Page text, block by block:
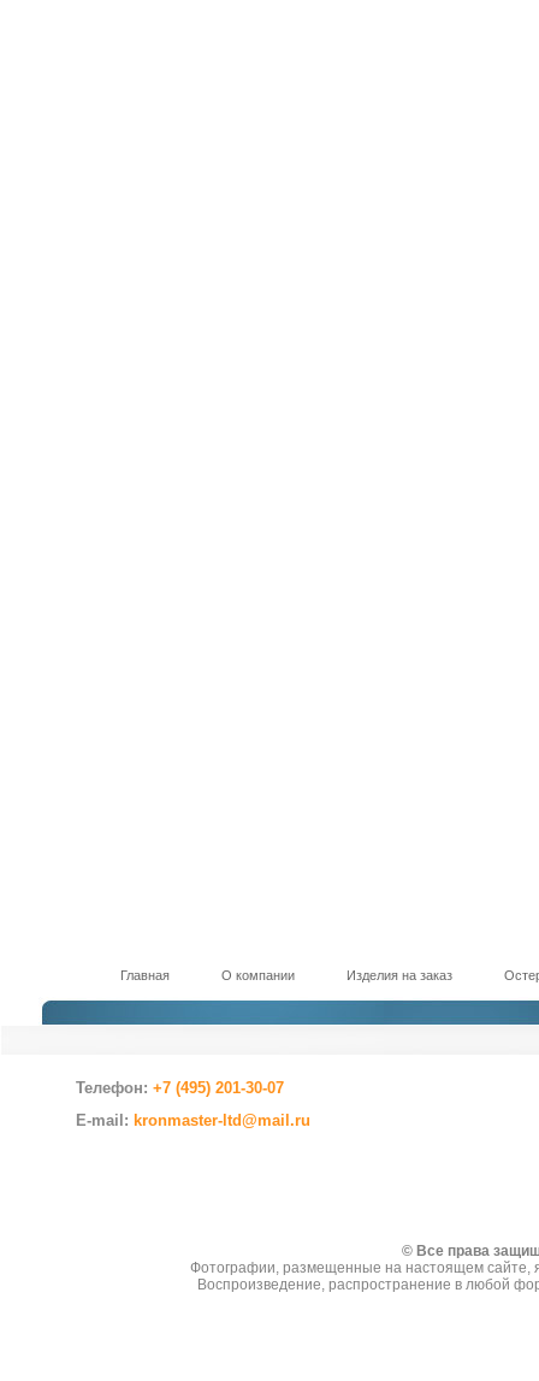
Главная О компании Изделия на заказ
Телефон: +7 (495) 201-30-07
E-mail: kronmaster-ltd@mail.ru
© Все права
Фотографии, размещенные на настоящем сайте,
Воспроизведение, распространение в любой